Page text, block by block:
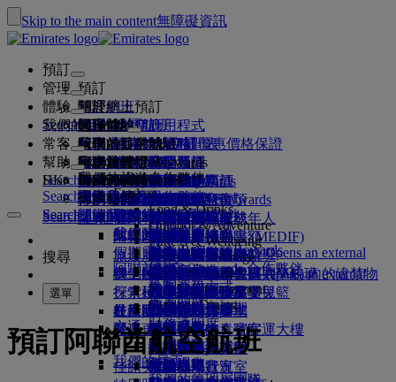
Skip to the main content無障礙資訊
預訂
預訂
預訂航班
搜尋航班
航班時間表
精選票價
特別優惠
行程規劃
預訂酒店
旅行團及活動
旅遊服務
機場迎賓機場迎賓 Opens an external
link in a new tab
杜拜轉機服務
交通
機場接駁服務
預訂汽車
關於網上預訂
阿聯酋航空應用程式
阿聯酋航空最優惠價格保證
座位選擇
保留我的票價
阿聯酋航空應用程式
Search flight
管理
管理
管理你的預訂
檢索你的預訂
取消預訂
更改你的預訂
選擇你的座位
升級航班
管理專車接送
預訂無障礙出行
網上辦理登機手續
辦理登機手續選項
航班狀況
起飛前
起飛前
旅遊資訊
危險品指南
規則及注意事項
健康
旅行健康證明書 (MEDIF)
餐膳資訊
阿拉伯聯合酋長國 (UAE) 內的違禁物
品
杜拜國際機場
阿聯酋航空 3 號客運大樓
來往各客運大樓
來回機場
行李
行李資料
行李資料
托運行李
隨身行李
購買更多行李限額
額外托運行李限額
杜拜行李服務
行李延誤或損壞
簽證和護照
尋找你的簽證要求
簽證及護照資料
美國旅遊授權
阿聯酋簽證
Search flight
體驗
機上體驗
航班上提供的服務
機艙特色
頭等客艙
商務客艙
尊尚經濟客艙
經濟客艙
舒適的機上體驗
機上娛樂
ice 精選
ice 直播電視
機上 Wi-Fi
兒童娛樂
佳餚美饌
阿聯酋航空體驗
你的旅程從此開始
阿聯酋航空體驗
專車接送
阿聯酋航空服務
季節性場合
非接觸式旅程
我們的貴賓室
頭等客艙貴賓室
商務客艙貴賓室
全球各地的貴賓室
合作夥伴貴賓室
付費使用貴賓室
家庭旅遊
與家人同行
計劃你的家庭旅行
無人陪同的未成年人
懷孕
行李限額
兒童及嬰兒票價規則
汽車安全座椅及嬰兒籃
在機場
機上
與兒童同行
攜嬰兒同行
Fly Better
飛悅卓越
飛悅卓越的理由
關於我們
關於我們
我們的故事
媒體中心媒體中心 Opens an external
link in a new tab
集團公司
安全
財務透明度
負責任企業
我們的員工
Search flight
我們的目的地
我們的目的地
目的地
我們的目的地
亞太地區
美洲
非洲
歐洲
中東
探索杜拜
最新目的地
赫爾辛基
杭州
峴港
Explore Dubai
Explore Dubai
Explore
Food & Drinks
Outdoor & Adventure
Fitness & Wellbeing
Culture & Heritage
Beach & Marine
Family entertainment
Outdoor Dining
我們的旅遊合作夥伴
空中和地面合作夥伴
我們的旅遊合作夥伴
澳洲航空
flydubai
阿聯酋航空 Skywards 合作夥伴
探索
探索阿聯酋航空目的地
航線圖
假期靈感
海灘目的地
大自然假期
歷史和文化假期
城市度假
美食家之旅
Search flight
常客
阿聯酋航空 Skywards
加入阿聯酋航空 Skywards
關於阿聯酋航空 Skywards
會員級別
flydubai
現金 + 哩數
電子會員卡
我的家庭
使用哩數
補領哩數
購買哩數
賺取哩數
Business Rewards
註冊你的公司
Business Rewards
註冊你的公司
登入 Business Rewards
優惠
計劃運作方式
常見問題
Search flight
幫助
幫助和聯絡
幫助和聯絡
幫助和聯絡
更改或取消
簽證和護照協助
意見和投訴
行李延誤或損壞支援
杜拜接駁服務
營運更改
近期的旅遊更新
查詢航班狀況
你的疑問
常見問題
常見問題
預訂阿聯酋航空航班
我們的網絡和代碼共享航班
我們的其他產品
特別協助與要求
行李與失物
準備出發
在機場
Search flight
HK
搜尋
選單
預訂阿聯酋航空航班